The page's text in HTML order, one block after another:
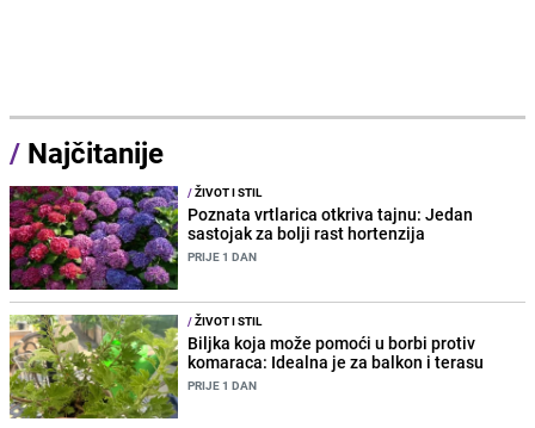
/ Najčitanije
/ŽIVOT I STIL
Poznata vrtlarica otkriva tajnu: Jedan
sastojak za bolji rast hortenzija
PRIJE 1 DAN
/ŽIVOT I STIL
Biljka koja može pomoći u borbi protiv
komaraca: Idealna je za balkon i terasu
PRIJE 1 DAN